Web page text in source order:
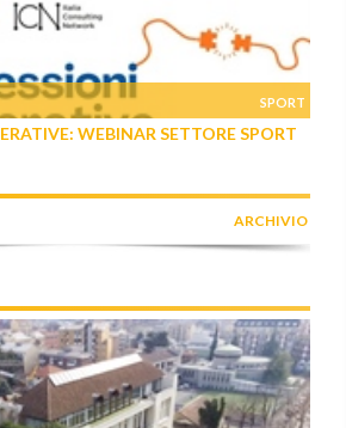
SPORT
WEBINAR SETTORE SPORT
ARCHIVIO